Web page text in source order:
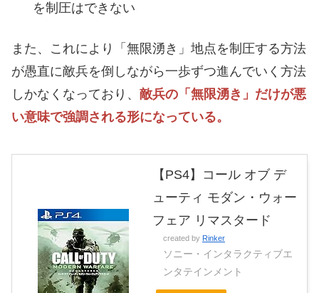
を制圧はできない
また、これにより「無限湧き」地点を制圧する方法
が愚直に敵兵を倒しながら一歩ずつ進んでいく方法
しかなくなっており、 敵兵の「無限湧き」だけが悪
い意味で強調される形になっている。
【PS4】コール オブ デ
ューティ モダン・ウォー
フェア リマスタード
created by Rinker
ソニー・インタラクティブエ
ンタテインメント